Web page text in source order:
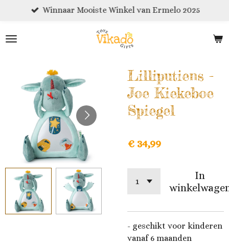
naar
Winnaar Mooiste Winkel van Ermelo 2025
Lilliputiens -
Joe Kiekeboe
Spiegel
€ 34,99
In
- geschikt voor kinderen
vanaf 6 maanden